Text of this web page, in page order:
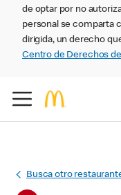
de optar por no
personal se comparta
dirigida, un derecho
Centro de Derechos de
Busca otro